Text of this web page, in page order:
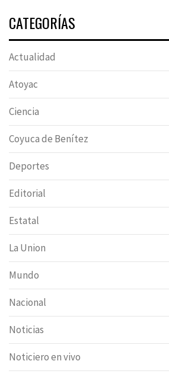
CATEGORÍAS
Actualidad
Atoyac
Ciencia
Coyuca de Benítez
Deportes
Editorial
Estatal
La Union
Mundo
Nacional
Noticias
Noticiero en vivo